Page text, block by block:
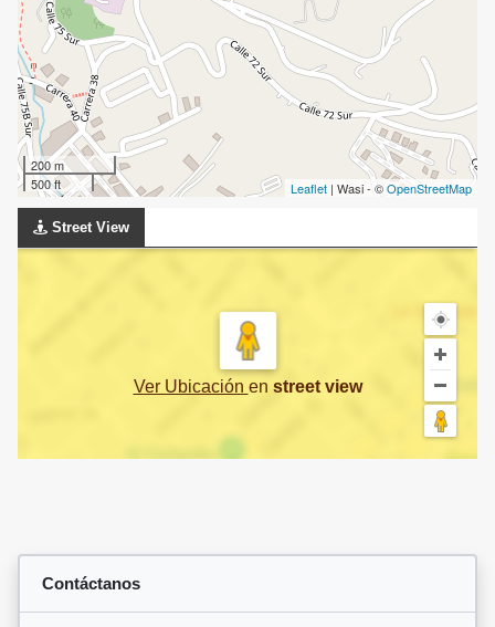
200 m
500 ft
Leaflet | Wasi - ©OpenStreetMap
Street View
Ver Ubicación en street view
Contáctanos